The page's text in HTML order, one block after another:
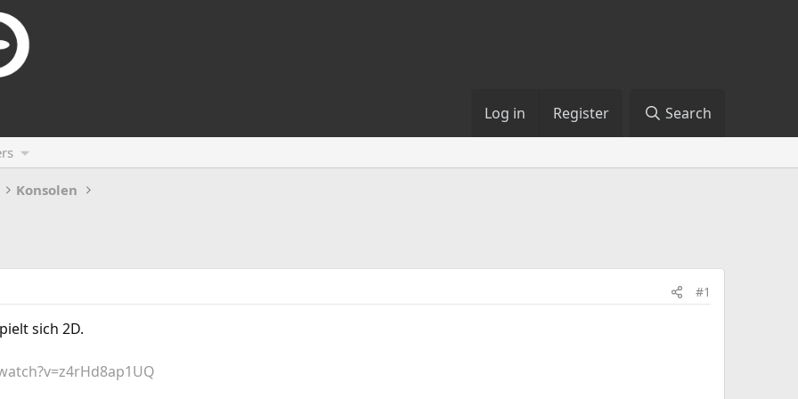
Log in Register Search
Konsolen
#1
sich 2D.